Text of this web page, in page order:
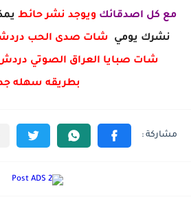
مع كل اصدقائك ويوجد نشر حائط
نشرك يومي شات صدى الحب
شات صبايا العراق الصوتي
بطريقه سهله